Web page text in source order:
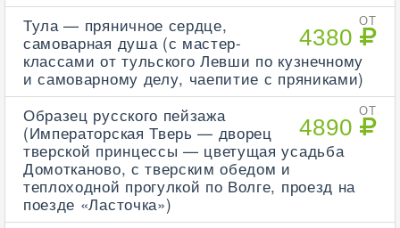
ОТ
4380
Тула — пряничное сердце,
самоварная душа (с мастер-
классами от тульского Левши по кузнечному
и самоварному делу, чаепитие с пряниками)
ОТ
4890
Образец русского пейзажа
(Императорская Тверь — дворец
тверской принцессы — цветущая усадьба
Домотканово, с тверским обедом и
теплоходной прогулкой по Волге, проезд на
поезде «Ласточка»)